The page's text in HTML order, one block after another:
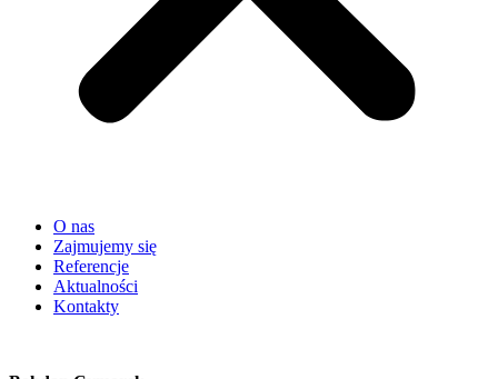
O nas
Zajmujemy się
Referencje
Aktualności
Kontakty